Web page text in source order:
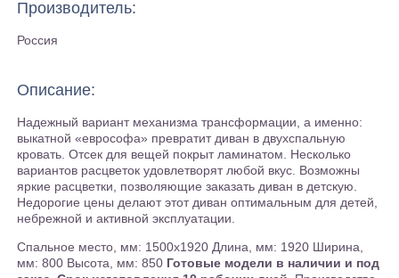
Производитель:
Россия
Описание:
Надежный вариант механизма трансформации, а именно:
выкатной «еврософа» превратит диван в двухспальную
кровать. Отсек для вещей покрыт ламинатом. Несколько
вариантов расцветок удовлетворят любой вкус. Возможны
яркие расцветки, позволяющие заказать диван в детскую.
Недорогие цены делают этот диван оптимальным для детей,
небрежной и активной эксплуатации.
Спальное место, мм: 1500х1920 Длина, мм: 1920 Ширина,
мм: 800 Высота, мм: 850 Готовые модели в наличии и под